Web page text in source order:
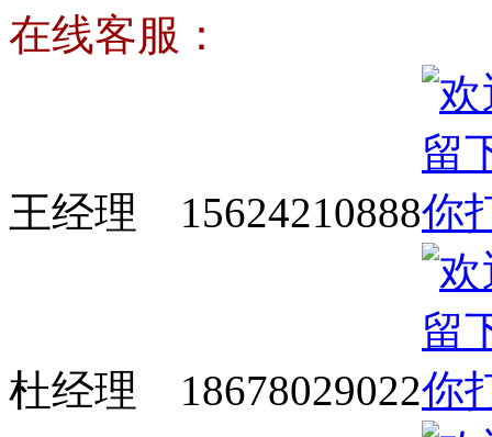
在线客服：
王经理 15624210888
杜经理 18678029022